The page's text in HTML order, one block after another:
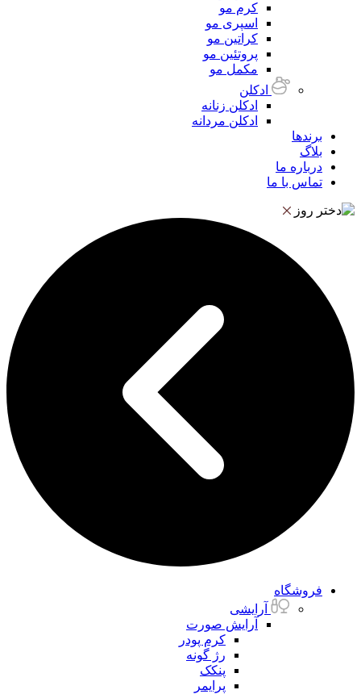
کرم مو
اسپری مو
کراتین مو
پروتئین مو
مکمل مو
ادکلن
ادکلن زنانه
ادکلن مردانه
برندها
بلاگ
درباره ما
تماس با ما
فروشگاه
آرایشی
آرایش صورت
کرم پودر
رژ گونه
پنکک
پرایمر